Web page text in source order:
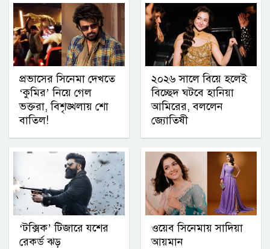
প্রভাসের সিনেমা দেখতে
‘কুমির’ নিয়ে গেল
ভক্তরা, বিশৃঙ্খলায় শো
বাতিল!
‘টক্সিক’ টিজারে যশের
রেকর্ড ঝড়
২০২৬ সালে বিয়ে হলেই
বিচ্ছেদ ঘটবে হানিয়া
আমিরের, বললেন
জ্যোতিষী
ওয়েব সিনেমায় সাদিয়া
আয়মান